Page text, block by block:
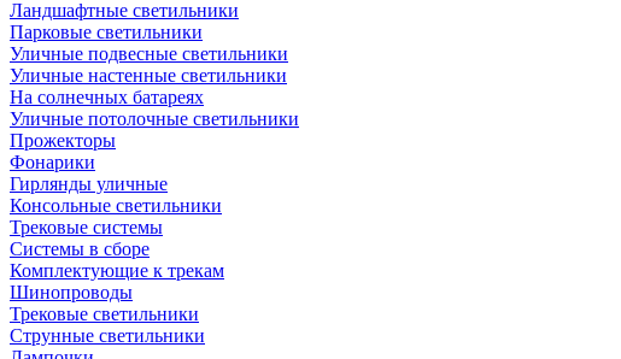
Ландшафтные светильники
Парковые светильники
Уличные подвесные светильники
Уличные настенные светильники
На солнечных батареях
Уличные потолочные светильники
Прожекторы
Фонарики
Гирлянды уличные
Консольные светильники
Трековые системы
Системы в сборе
Комплектующие к трекам
Шинопроводы
Трековые светильники
Струнные светильники